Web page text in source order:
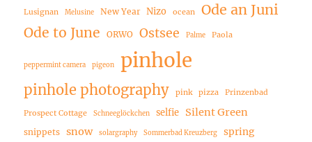
Lusignan Melusine New Year Nizo ocean
Ode an Juni
Ode to June
ORWO Ostsee Palme Paola
peppermint camera pigeon pinhole
pinhole photography pink pizza Prinzenbad
Prospect Cottage Schneeglöckchen selfie Silent Green
snippets snow solargraphy Sommerbad Kreuzberg spring